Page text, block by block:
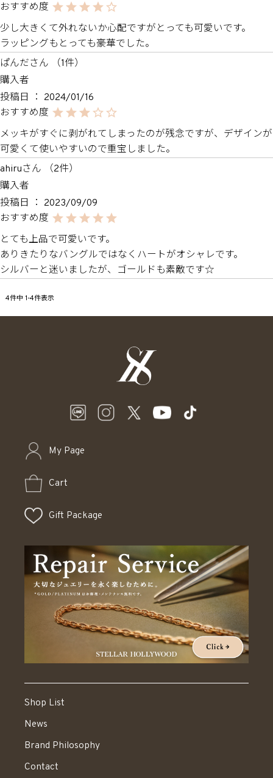
少し大きくて外れないか心配ですがとっても可愛いです。
ラッピングもとっても豪華でした。
ぱんだ
1
購入者
投稿日
2024/01/16
メッキがすぐに剥がれてしまったのが残念ですが、デザインが
可愛くて使いやすいので重宝しました。
ahiru
2
購入者
投稿日
2023/09/09
とても上品で可愛いです。
ありきたりなバングルではなくハートがオシャレです。
シルバーと迷いましたが、ゴールドも素敵です☆
4件中 1-4件表示
My Page
Cart
Gift Package
Shop List
News
Brand Philosophy
Contact